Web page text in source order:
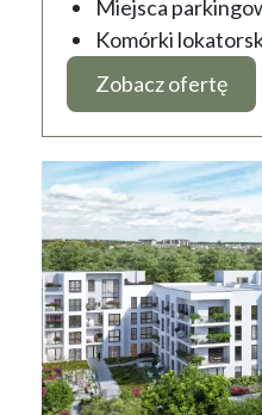
Miejsca
Komórki
Zobacz ofertę